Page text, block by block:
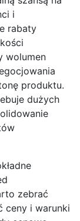
i
rabaty
wolumen
produktu.
dużych
zebrać
ceny i warunki